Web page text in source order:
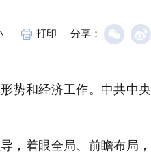
打印 分享：
势和经济工作。中共中央
，着眼全局、前瞻布局，